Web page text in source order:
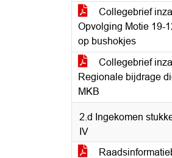
Collegebrief
Opvolging Motie 19-
op bushokjes
Collegebrief
Regionale bijdrage
MKB
2.d Ingekomen
IV